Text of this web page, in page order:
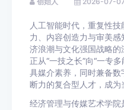
人工智能时代，重复性
力、内容创造力与审美
济浪潮与文化强国战略
正从“一技之长”向“一专
具媒介素养，同时兼备数
断力的复合型人才，成为
经济管理与传媒艺术学